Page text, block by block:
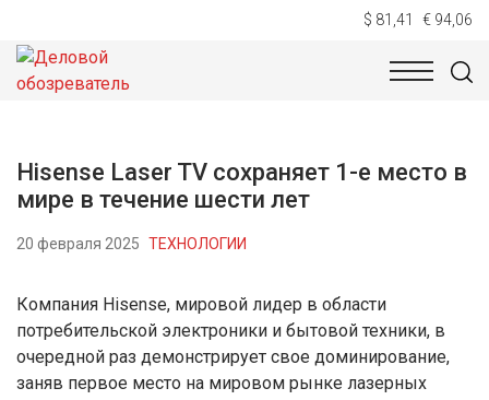
$ 81,41 € 94,06
НОВОСТИ
Hisense Laser TV сохраняет 1-е место в
мире в течение шести лет
20 февраля 2025 ТЕХНОЛОГИИ
Компания Hisense, мировой лидер в области
потребительской электроники и бытовой техники, в
очередной раз демонстрирует свое доминирование,
заняв первое место на мировом рынке лазерных